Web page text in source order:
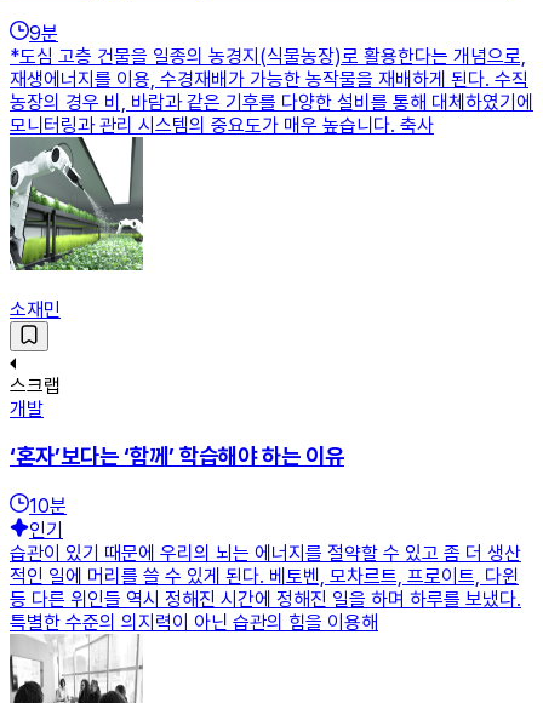
9분
*도심 고층 건물을 일종의 농경지(식물농장)로 활용한다는 개념으로,
재생에너지를 이용, 수경재배가 가능한 농작물을 재배하게 된다. 수직
농장의 경우 비, 바람과 같은 기후를 다양한 설비를 통해 대체하였기에
모니터링과 관리 시스템의 중요도가 매우 높습니다. 축사
소재민
스크랩
개발
‘혼자’보다는 ‘함께’ 학습해야 하는 이유
10분
인기
습관이 있기 때문에 우리의 뇌는 에너지를 절약할 수 있고 좀 더 생산
적인 일에 머리를 쓸 수 있게 된다. 베토벤, 모차르트, 프로이트, 다윈
등 다른 위인들 역시 정해진 시간에 정해진 일을 하며 하루를 보냈다.
특별한 수준의 의지력이 아닌 습관의 힘을 이용해